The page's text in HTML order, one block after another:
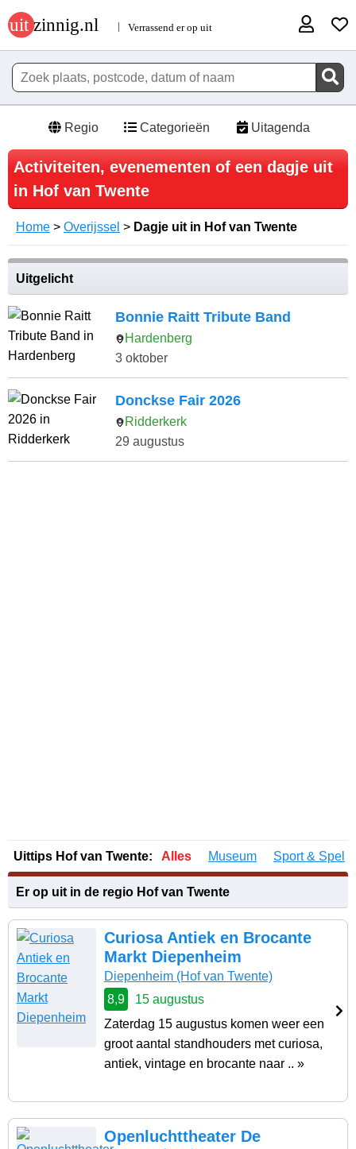
Regio Categorieën Uitagenda
Activiteiten, evenementen of een dagje uit
in Hof van Twente
Home > Overijssel > Dagje uit in Hof van Twente
Uitgelicht
Bonnie Raitt Tribute Band
Hardenberg
3 oktober
Donckse Fair 2026
Ridderkerk
29 augustus
Uittips Hof van Twente: Alles Museum Sport & Spel
Er op uit in de regio Hof van Twente
Curiosa Antiek en Brocante
Markt Diepenheim
Diepenheim (Hof van Twente)
8,9
15 augustus
Zaterdag 15 augustus komen weer een
groot aantal standhouders met curiosa,
antiek, vintage en brocante naar .. »
Openluchttheater De